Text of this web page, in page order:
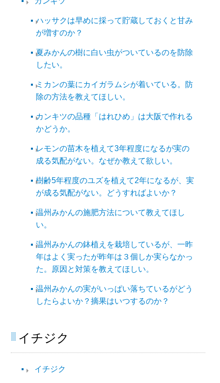
ハッサクは早めに採って貯蔵しておくと甘み
が増すのか？
夏みかんの樹に白い虫がついているのを防除
したい。
ミカンの葉にカイガラムシが着いている。防
除の方法を教えてほしい。
カンキツの品種「はれひめ」は大阪で作れる
かどうか。
レモンの苗木を植えて3年程度になるが実の
成る気配がない。なぜか教えて欲しい。
樹齢5年程度のユズを植えて2年になるが、実
が成る気配がない。どうすればよいか？
温州みかんの施肥方法について教えてほし
い。
温州みかんの鉢植えを栽培しているが、一昨
年はよく実ったが昨年は３個しか実らなかっ
た。原因と対策を教えてほしい。
温州みかんの実がいっぱい落ちているがどう
したらよいか？摘果はいつするのか？
イチジク
イチジク